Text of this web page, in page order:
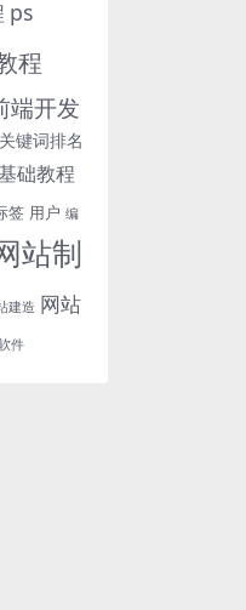
ps
程
端开发
关键词排名
础教程
签 用户 编
站制
建造 网站
件